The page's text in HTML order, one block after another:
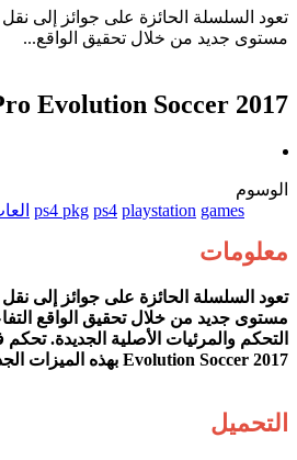
تعود السلسلة الحائزة على جوائز إلى
مستوى جديد من خلال تحقيق الواقع...
Evolution Soccer 2017
الوسوم
games
playstation
ps4
ps4 pkg
معلومات
تعود السلسلة الحائزة على جوائز إلى
مستوى جديد من خلال تحقيق الواقع
Evolution Soccer 2017 بهذه الميزات الجديدة.
التحميل